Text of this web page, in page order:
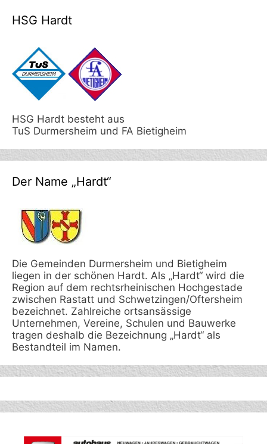
HSG Hardt
HSG Hardt besteht aus
TuS Durmersheim und FA Bietigheim
Der Name „Hardt“
Die Gemeinden Durmersheim und Bietigheim
liegen in der schönen Hardt. Als „Hardt“ wird die
Region auf dem rechtsrheinischen Hochgestade
zwischen Rastatt und Schwetzingen/Oftersheim
bezeichnet. Zahlreiche ortsansässige
Unternehmen, Vereine, Schulen und Bauwerke
tragen deshalb die Bezeichnung „Hardt“ als
Bestandteil im Namen.